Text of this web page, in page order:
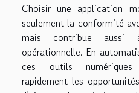
Choisir une application
seulement la conformité
mais contribue aussi
opérationnelle. En
ces outils numériques
rapidement les